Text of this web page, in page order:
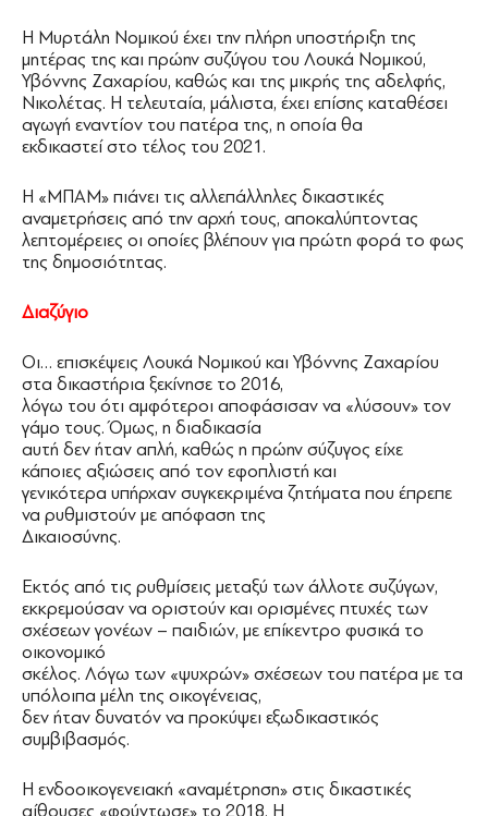
Η Μυρτάλη Νομικού έχει την πλήρη υποστήριξη της
μητέρας της και πρώην συζύγου του Λουκά Νομικού,
Υβόννης Ζαχαρίου, καθώς και της μικρής της αδελφής,
Νικολέτας. Η τελευταία, μάλιστα, έχει επίσης καταθέσει
αγωγή εναντίον του πατέρα της, η οποία θα
εκδικαστεί στο τέλος του 2021.
Η «ΜΠΑΜ» πιάνει τις αλλεπάλληλες δικαστικές
αναμετρήσεις από την αρχή τους, αποκαλύπτοντας
λεπτομέρειες οι οποίες βλέπουν για πρώτη φορά το φως
της δημοσιότητας.
∆ιαζύγιο
Οι… επισκέψεις Λουκά Νομικού και Υβόννης Ζαχαρίου
στα δικαστήρια ξεκίνησε το 2016,
λόγω του ότι αμφότεροι αποφάσισαν να «λύσουν» τον
γάμο τους. Όμως, η διαδικασία
αυτή δεν ήταν απλή, καθώς η πρώην σύζυγος είχε
κάποιες αξιώσεις από τον εφοπλιστή και
γενικότερα υπήρχαν συγκεκριμένα ζητήματα που έπρεπε
να ρυθμιστούν με απόφαση της
∆ικαιοσύνης.
Εκτός από τις ρυθμίσεις μεταξύ των άλλοτε συζύγων,
εκκρεμούσαν να οριστούν και ορισμένες πτυχές των
σχέσεων γονέων – παιδιών, με επίκεντρο φυσικά το
οικονομικό
σκέλος. Λόγω των «ψυχρών» σχέσεων του πατέρα με τα
υπόλοιπα μέλη της οικογένειας,
δεν ήταν δυνατόν να προκύψει εξωδικαστικός
συμβιβασμός.
Η ενδοοικογενειακή «αναμέτρηση» στις δικαστικές
αίθουσες «φούντωσε» το 2018. Η